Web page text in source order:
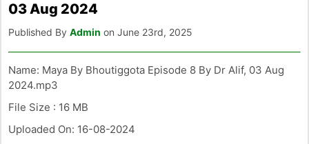
03 Aug 2024
Published By Admin on June 23rd, 2025
Name: Maya By Bhoutiggota Episode 8 By Dr Alif, 03 Aug
2024.mp3
File Size : 16 MB
Uploaded On: 16-08-2024